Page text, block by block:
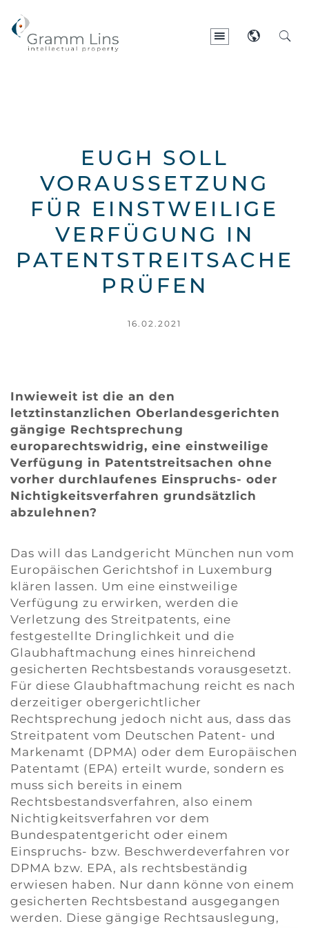
EUGH SOLL
VORAUSSETZUNG
FÜR EINSTWEILIGE
VERFÜGUNG IN
PATENTSTREITSACHE
PRÜFEN
16.02.2021
Inwieweit ist die an den
letztinstanzlichen Oberlandesgerichten
gängige Rechtsprechung
europarechtswidrig, eine einstweilige
Verfügung in Patentstreitsachen ohne
vorher durchlaufenes Einspruchs- oder
Nichtigkeitsverfahren grundsätzlich
abzulehnen?
Das will das Landgericht München nun vom
Europäischen Gerichtshof in Luxemburg
klären lassen. Um eine einstweilige
Verfügung zu erwirken, werden die
Verletzung des Streitpatents, eine
festgestellte Dringlichkeit und die
Glaubhaftmachung eines hinreichend
gesicherten Rechtsbestands vorausgesetzt.
Für diese Glaubhaftmachung reicht es nach
derzeitiger obergerichtlicher
Rechtsprechung jedoch nicht aus, dass das
Streitpatent vom Deutschen Patent- und
Markenamt (DPMA) oder dem Europäischen
Patentamt (EPA) erteilt wurde, sondern es
muss sich bereits in einem
Rechtsbestandsverfahren, also einem
Nichtigkeitsverfahren vor dem
Bundespatentgericht oder einem
Einspruchs- bzw. Beschwerdeverfahren vor
DPMA bzw. EPA, als rechtsbeständig
erwiesen haben. Nur dann könne von einem
gesicherten Rechtsbestand ausgegangen
werden. Diese gängige Rechtsauslegung,